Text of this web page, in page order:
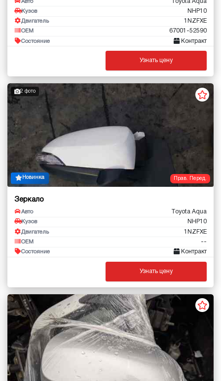
Авто
Кузов NHP10
Двигатель 1NZFXE
OEM 67001-52590
Состояние Контракт
Узнать цену
Прав. Перед.
2 фото
Новинка
Зеркало
Авто Toyota Aqua
Кузов NHP10
Двигатель 1NZFXE
OEM --
Состояние Контракт
Узнать цену